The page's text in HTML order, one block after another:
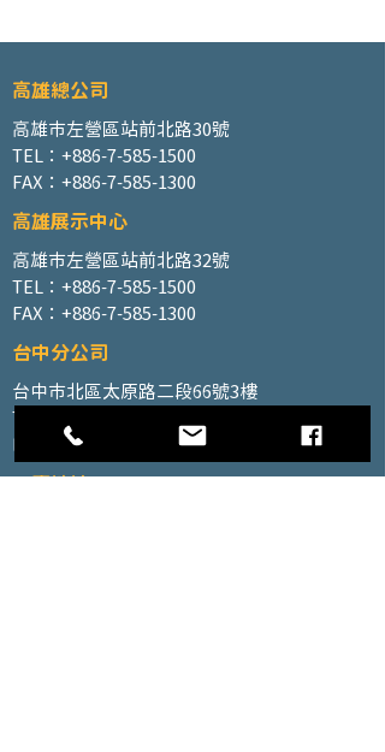
高雄總公司
高雄市左營區站前北路30號
TEL：+886-7-585-1500
FAX：+886-7-585-1300
高雄展示中心
高雄市左營區站前北路32號
TEL：+886-7-585-1500
FAX：+886-7-585-1300
台中分公司
台中市北區太原路二段66號3樓
TEL：+886-4-2202-5660
FAX：+886-4-2206-3527
工廠地址